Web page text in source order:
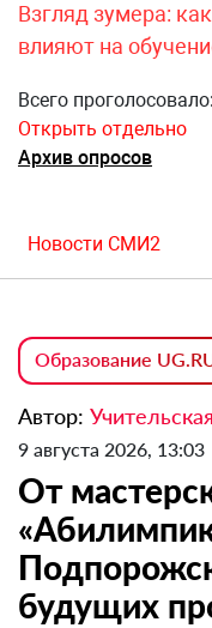
Взгляд зумера:
влияют на
Всего
Открыть отдельно
Архив опросов
Новости СМИ2
Образование
Автор:
9 августа 2026, 13:03
От
будущих